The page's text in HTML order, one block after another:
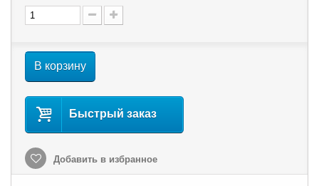
В корзину
Быстрый заказ
Добавить в избранное